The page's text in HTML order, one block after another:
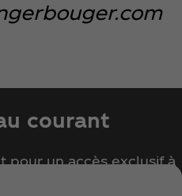
courant
pour un accès exclusif à